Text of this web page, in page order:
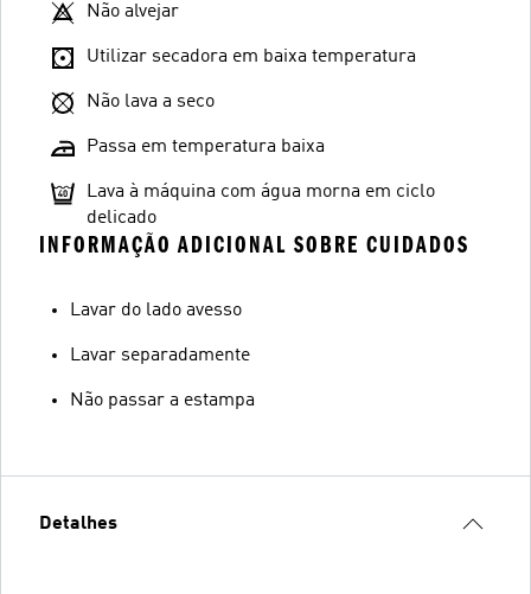
Não alvejar
Utilizar secadora em baixa temperatura
Não lava a seco
Passa em temperatura baixa
Lava à máquina com água morna em ciclo
delicado
INFORMAÇÃO ADICIONAL SOBRE CUIDADOS
Lavar do lado avesso
Lavar separadamente
Não passar a estampa
Detalhes